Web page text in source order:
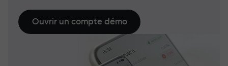
Ouvrir un compte démo